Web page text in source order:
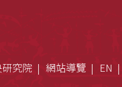
究院 網站導覽 EN